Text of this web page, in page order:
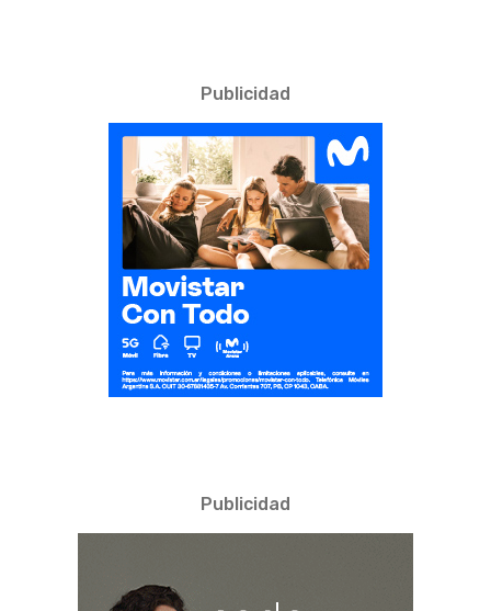
Publicidad
Publicidad